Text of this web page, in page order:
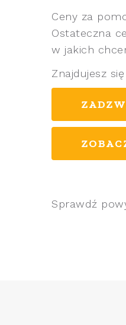
Ceny za
Ostateczna
w jakich
Znajdujesz
Sprawdź